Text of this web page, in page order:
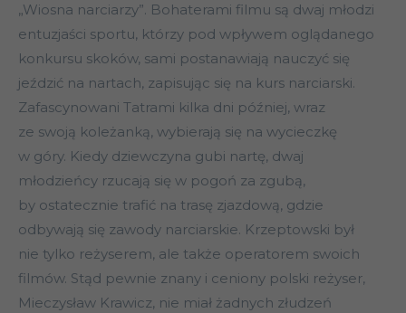
„Wiosna narciarzy”. Bohaterami filmu są dwaj młodzi
entuzjaści sportu, którzy pod wpływem oglądanego
konkursu skoków, sami postanawiają nauczyć się
jeździć na nartach, zapisując się na kurs narciarski.
Zafascynowani Tatrami kilka dni później, wraz
ze swoją koleżanką, wybierają się na wycieczkę
w góry. Kiedy dziewczyna gubi nartę, dwaj
młodzieńcy rzucają się w pogoń za zgubą,
by ostatecznie trafić na trasę zjazdową, gdzie
odbywają się zawody narciarskie. Krzeptowski był
nie tylko reżyserem, ale także operatorem swoich
filmów. Stąd pewnie znany i ceniony polski reżyser,
Mieczysław Krawicz, nie miał żadnych złudzeń